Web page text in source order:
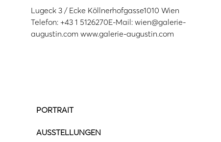
Lugeck 3 / Ecke Köllnerhofgasse1010 Wien
Telefon: +43 1 5126270E-Mail: wien@galerie-
augustin.com www.galerie-augustin.com
PORTRAIT
AUSSTELLUNGEN